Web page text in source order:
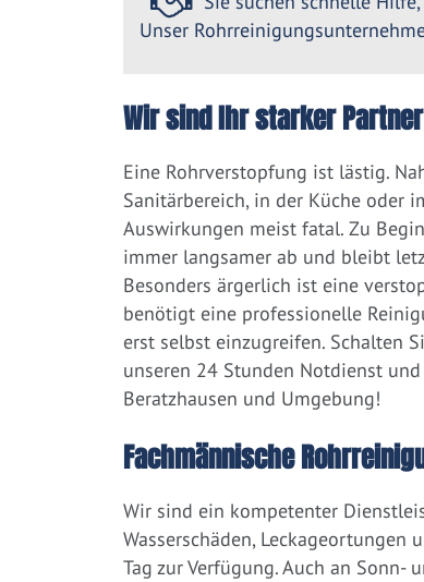
Unser
Wir sind Ihr starker
Eine Rohrverstopfung ist lästig.
Sanitärbereich, in der Küche oder
Auswirkungen meist fatal. Zu
immer langsamer ab und bleibt
Besonders ärgerlich ist eine
benötigt eine professionelle
erst selbst einzugreifen. Schalten
unseren 24 Stunden Notdienst
Beratzhausen und Umgebung!
Fachmännische
Wir sind ein kompetenter
Wasserschäden, Leckageortungen
Tag zur Verfügung. Auch an Sonn-